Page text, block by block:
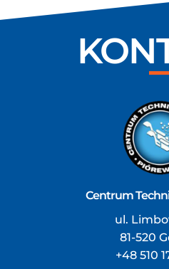
Centrum
ul.
81-520
+48 510